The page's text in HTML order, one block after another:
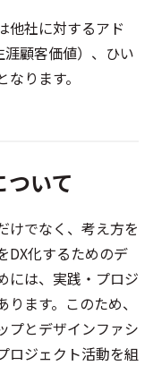
他社に対するアド
顧客価値）、ひい
ります。
いて
けでなく、考え方を
DX化するためのデ
には、実践・プロジ
ます。このため、
プとデザインファシ
ロジェクト活動を組